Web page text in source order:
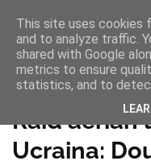
Pagina de pornire
Raid aerian
Ucraina:
This site uses cookies
and to analyze traffic.
shared with Google
metrics to ensure
statistics, and to